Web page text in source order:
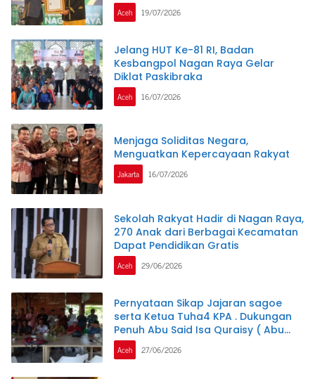
Aceh 19/07/2026
Jelang HUT Ke-81 RI, Badan
Kesbangpol Nagan Raya Gelar
Diklat Paskibraka
Aceh 16/07/2026
Menjaga Soliditas Negara,
Menguatkan Kepercayaan Rakyat
Jakarta 16/07/2026
Sekolah Rakyat Hadir di Nagan Raya,
270 Anak dari Berbagai Kecamatan
Dapat Pendidikan Gratis
Aceh 29/06/2026
Pernyataan Sikap Jajaran sagoe
serta Ketua Tuha4 KPA . Dukungan
Penuh Abu Said Isa Quraisy ( Abu
Malaka)
Aceh 27/06/2026